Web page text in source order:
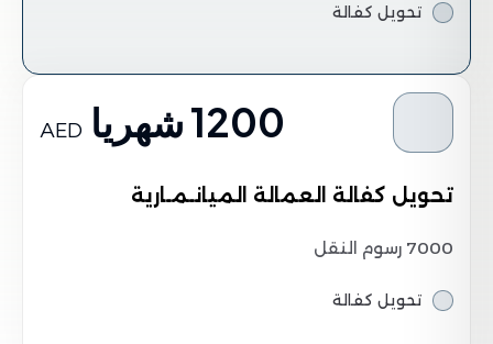
تحويل كفالة
1200 شهريا AED
تحويل كفالة العمالة الميانـمـارية
7000 رسوم النقل
تحويل كفالة